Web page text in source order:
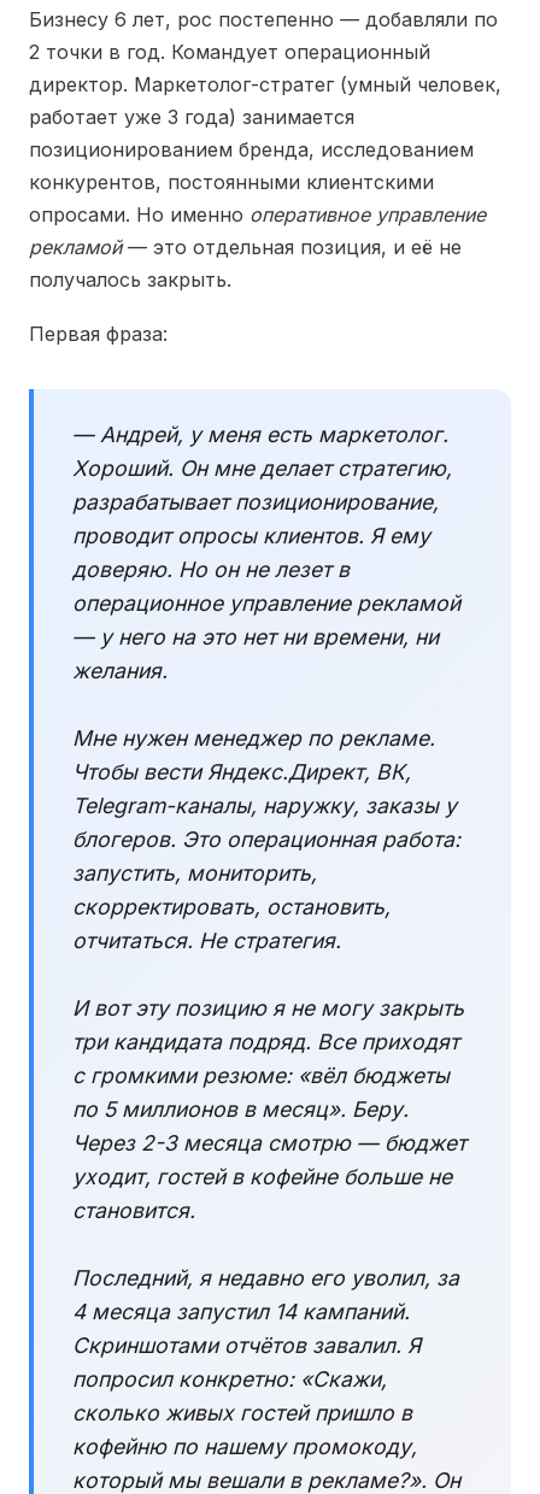
Бизнесу 6 лет, рос постепенно — добавляли по
2 точки в год. Командует операционный
директор. Маркетолог-стратег (умный человек,
работает уже 3 года) занимается
позиционированием бренда, исследованием
конкурентов, постоянными клиентскими
опросами. Но именно оперативное управление
рекламой— это отдельная позиция, и её не
получалось закрыть.
Первая фраза:
— Андрей, у меня есть маркетолог.
Хороший. Он мне делает стратегию,
разрабатывает позиционирование,
проводит опросы клиентов. Я ему
доверяю. Но он не лезет в
операционное управление рекламой
— у него на это нет ни времени, ни
желания.
Мне нужен менеджер по рекламе.
Чтобы вести Яндекс.Директ, ВК,
Telegram-каналы, наружку, заказы у
блогеров. Это операционная работа:
запустить, мониторить,
скорректировать, остановить,
отчитаться. Не стратегия.
И вот эту позицию я не могу закрыть
три кандидата подряд. Все приходят
с громкими резюме: «вёл бюджеты
по 5 миллионов в месяц». Беру.
Через 2-3 месяца смотрю — бюджет
уходит, гостей в кофейне больше не
становится.
Последний, я недавно его уволил, за
4 месяца запустил 14 кампаний.
Скриншотами отчётов завалил. Я
попросил конкретно: «Скажи,
сколько живых гостей пришло в
кофейню по нашему промокоду,
который мы вешали в рекламе?». Он